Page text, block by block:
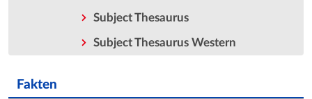
Subject Thesaurus
Subject Thesaurus Western
Fakten